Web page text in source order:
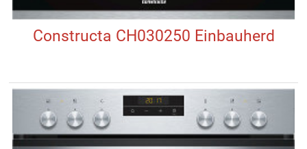
Constructa CH030250 Einbauherd